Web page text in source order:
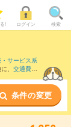
! ログイン 検索
サービス系
、 交通費別
条件の変更